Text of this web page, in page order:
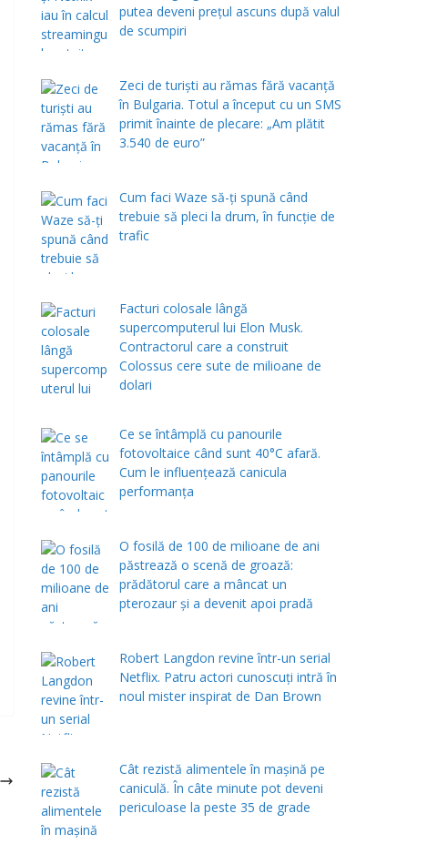
putea deveni prețul ascuns după valul
de scumpiri
Zeci de turiști au rămas fără vacanță
în Bulgaria. Totul a început cu un SMS
primit înainte de plecare: „Am plătit
3.540 de euro”
Cum faci Waze să-ți spună când
trebuie să pleci la drum, în funcție de
trafic
Facturi colosale lângă
supercomputerul lui Elon Musk.
Contractorul care a construit
Colossus cere sute de milioane de
dolari
Ce se întâmplă cu panourile
fotovoltaice când sunt 40°C afară.
Cum le influențează canicula
performanța
O fosilă de 100 de milioane de ani
păstrează o scenă de groază:
prădătorul care a mâncat un
pterozaur și a devenit apoi pradă
Robert Langdon revine într-un serial
Netflix. Patru actori cunoscuți intră în
noul mister inspirat de Dan Brown
Cât rezistă alimentele în mașină pe
caniculă. În câte minute pot deveni
periculoase la peste 35 de grade